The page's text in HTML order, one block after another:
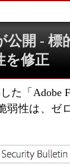
公開 - 標
を修正
た「Adobe
弱性は、ゼ